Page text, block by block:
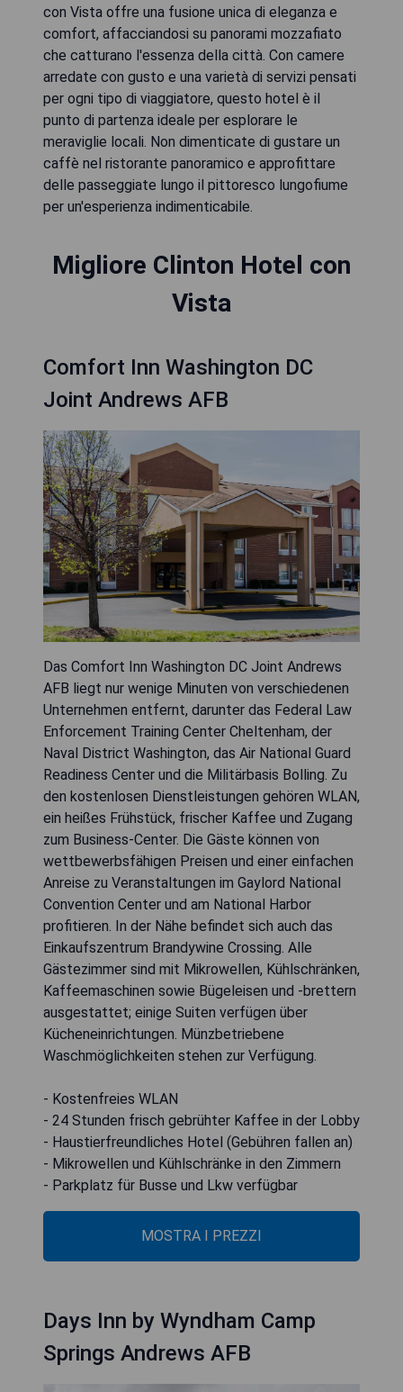
con Vista offre una fusione unica di eleganza e
comfort, affacciandosi su panorami mozzafiato
che catturano l'essenza della città. Con camere
arredate con gusto e una varietà di servizi pensati
per ogni tipo di viaggiatore, questo hotel è il
punto di partenza ideale per esplorare le
meraviglie locali. Non dimenticate di gustare un
caffè nel ristorante panoramico e approfittare
delle passeggiate lungo il pittoresco lungofiume
per un'esperienza indimenticabile.
Migliore Clinton Hotel con
Vista
Comfort Inn Washington DC
Joint Andrews AFB
Das Comfort Inn Washington DC Joint Andrews
AFB liegt nur wenige Minuten von verschiedenen
Unternehmen entfernt, darunter das Federal Law
Enforcement Training Center Cheltenham, der
Naval District Washington, das Air National Guard
Readiness Center und die Militärbasis Bolling. Zu
den kostenlosen Dienstleistungen gehören WLAN,
ein heißes Frühstück, frischer Kaffee und Zugang
zum Business-Center. Die Gäste können von
wettbewerbsfähigen Preisen und einer einfachen
Anreise zu Veranstaltungen im Gaylord National
Convention Center und am National Harbor
profitieren. In der Nähe befindet sich auch das
Einkaufszentrum Brandywine Crossing. Alle
Gästezimmer sind mit Mikrowellen, Kühlschränken,
Kaffeemaschinen sowie Bügeleisen und -brettern
ausgestattet; einige Suiten verfügen über
Kücheneinrichtungen. Münzbetriebene
Waschmöglichkeiten stehen zur Verfügung.
- Kostenfreies WLAN
- 24 Stunden frisch gebrühter Kaffee in der Lobby
- Haustierfreundliches Hotel (Gebühren fallen an)
- Mikrowellen und Kühlschränke in den Zimmern
- Parkplatz für Busse und Lkw verfügbar
MOSTRA I PREZZI
Days Inn by Wyndham Camp
Springs Andrews AFB